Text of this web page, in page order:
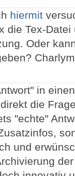
hiermit
die Tex-
Oder
in
die
"echte"
und